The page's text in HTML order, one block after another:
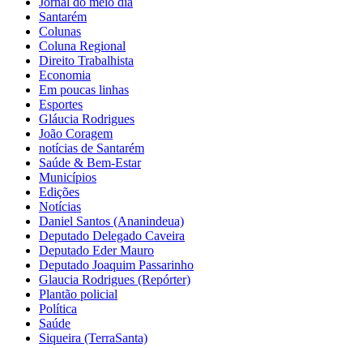
Santarém
Colunas
Coluna Regional
Direito Trabalhista
Economia
Em poucas linhas
Esportes
Gláucia Rodrigues
João Coragem
notícias de Santarém
Saúde & Bem-Estar
Municípios
Edições
Notícias
Daniel Santos (Ananindeua)
Deputado Delegado Caveira
Deputado Eder Mauro
Deputado Joaquim Passarinho
Glaucia Rodrigues (Repórter)
Plantão policial
Política
Saúde
Siqueira (TerraSanta)